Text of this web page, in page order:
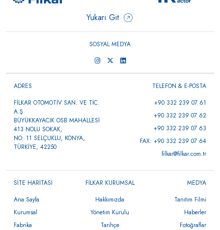
Yukarı Git
SOSYAL MEDYA
ADRES
FİLKAR OTOMOTİV SAN. VE TİC.
A.Ş
BÜYÜKKAYACIK OSB MAHALLESİ
413 NOLU SOKAK,
NO: 11 SELÇUKLU, KONYA,
TÜRKİYE, 42250
TELEFON & E-POSTA
+90 332 239 07 61
+90 332 239 07 62
+90 332 239 07 63
FAX: +90 332 239 07 64
filkar@filkar.com.tr
SİTE HARİTASI
Ana Sayfa
Kurumsal
Fabrika
FİLKAR KURUMSAL
Hakkımızda
Yönetim Kurulu
Tarihçe
MEDYA
Tanıtım Filmi
Haberler
Fotoğraflar